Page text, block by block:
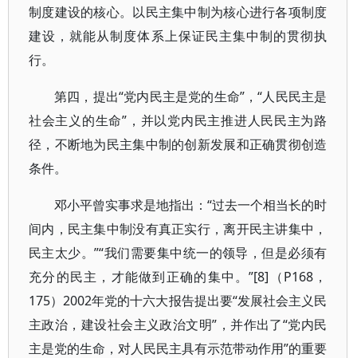
制度建设的核心。以民主集中制为核心进行各项制度
建设，就能从制度体系上保证民主集中制的贯彻执
行。
第四，提出“党内民主是党的生命”，“人民民主是
社会主义的生命”，并以党内民主推进人民民主为路
径，不断地为民主集中制的创新发展和正确贯彻创造
条件。
邓小平曾实事求是地指出：“过去一个相当长的时
间内，民主集中制没有真正实行，离开民主讲集中，
民主太少。”“我们需要集中统一的领导，但是必须有
充分的民主，才能做到正确的集中。”[8]（P168，
175）2002年党的十六大报告提出要“发展社会主义民
主政治，建设社会主义政治文明”，并作出了“党内民
主是党的生命，对人民民主具有示范带动作用”的重要